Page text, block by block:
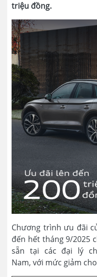
triệu đồng.
Chương trình ưu đãi
đến hết tháng 9/2025
sẵn tại các đại lý
Nam, với mức giảm